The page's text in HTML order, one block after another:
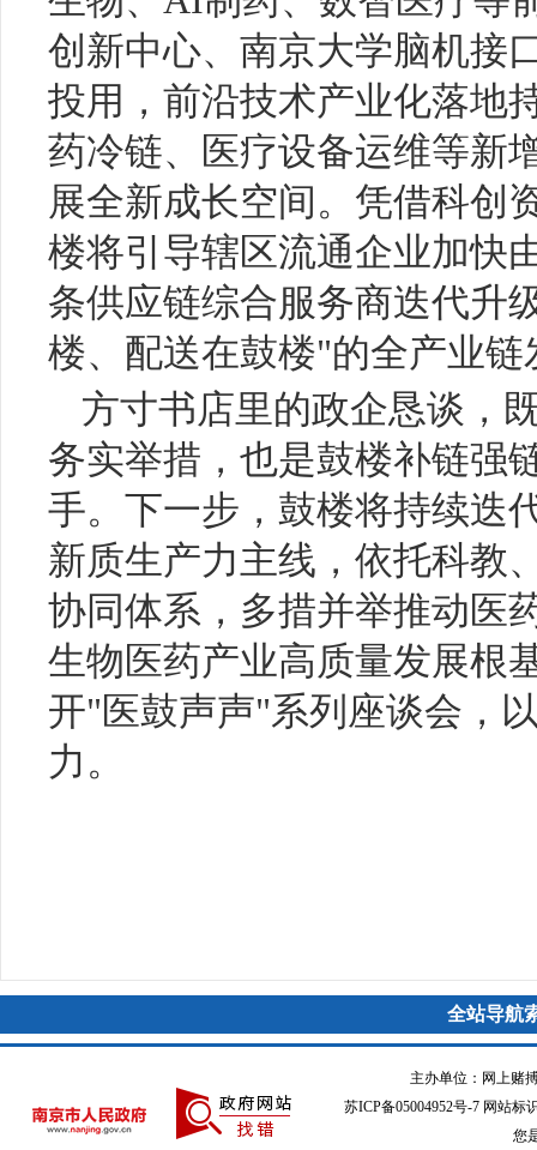
创新中心、南京大学脑机接
投用，前沿技术产业化落地
药冷链、医疗设备运维等新
展全新成长空间。凭借科创
楼将引导辖区流通企业加快
条供应链综合服务商迭代升
楼、配送在鼓楼"的全产业链
方寸书店里的政企恳谈，
务实举措，也是鼓楼补链强
手。下一步，鼓楼将持续迭
新质生产力主线，依托科教
协同体系，多措并举推动医
生物医药产业高质量发展根
开"医鼓声声"系列座谈会，
力。
全站导航
主办单位：网上赌
苏ICP备05004952号-7 网站标
您